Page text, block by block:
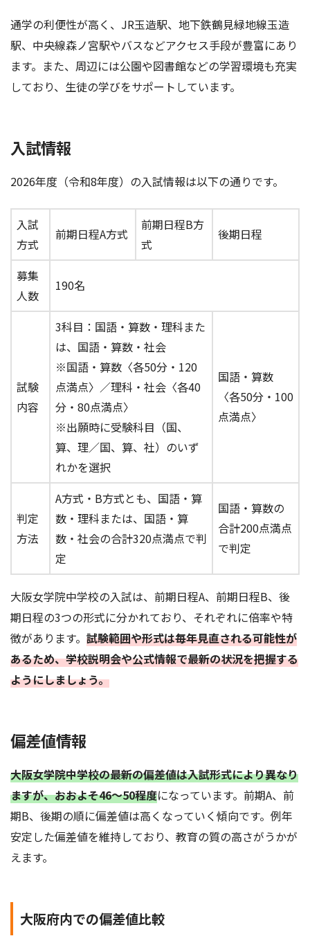
通学の利便性が高く、JR玉造駅、地下鉄鶴見緑地線玉造
駅、中央線森ノ宮駅やバスなどアクセス手段が豊富にあり
ます。また、周辺には公園や図書館などの学習環境も充実
しており、生徒の学びをサポートしています。
入試情報
2026年度（令和8年度）の入試情報は以下の通りです。
入試
方式
前期日程A方式
前期日程B方
式
後期日程
募集
人数
190名
試験
内容
3科目：国語・算数・理科また
は、国語・算数・社会
※国語・算数〈各50分・120
点満点〉／理科・社会〈各40
分・80点満点〉
※出願時に受験科目（国、
算、理／国、算、社）のいず
れかを選択
国語・算数
〈各50分・100
点満点〉
判定
方法
A方式・B方式とも、国語・算
数・理科または、国語・算
数・社会の合計320点満点で判
定
国語・算数の
合計200点満点
で判定
大阪女学院中学校の入試は、前期日程A、前期日程B、後
期日程の3つの形式に分かれており、それぞれに倍率や特
徴があります。 試験範囲や形式は毎年見直される可能性が
あるため、学校説明会や公式情報で最新の状況を把握する
ようにしましょう。
偏差値情報
大阪女学院中学校の最新の偏差値は入試形式により異なり
ますが、おおよそ46～50程度になっています。前期A、前
期B、後期の順に偏差値は高くなっていく傾向です。例年
安定した偏差値を維持しており、教育の質の高さがうかが
えます。
大阪府内での偏差値比較